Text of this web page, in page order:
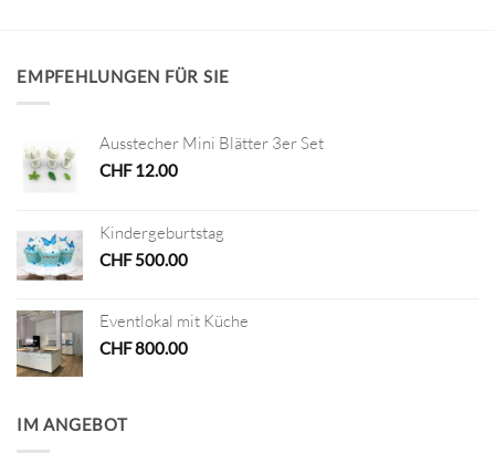
EMPFEHLUNGEN FÜR SIE
Ausstecher Mini Blätter 3er Set
CHF12.00
Kindergeburtstag
CHF500.00
Eventlokal mit Küche
CHF800.00
IM ANGEBOT